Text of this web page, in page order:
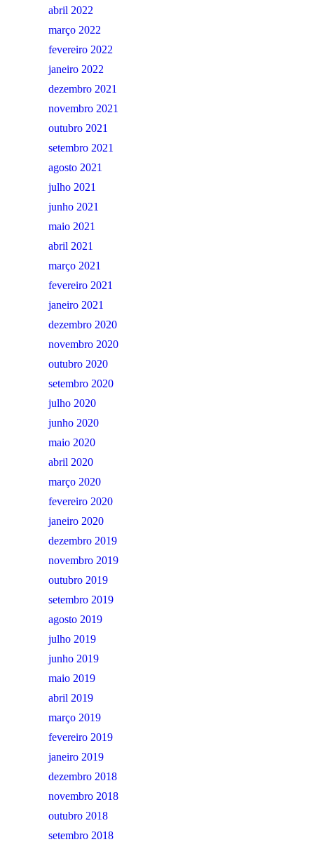
abril 2022
março 2022
fevereiro 2022
janeiro 2022
dezembro 2021
novembro 2021
outubro 2021
setembro 2021
agosto 2021
julho 2021
junho 2021
maio 2021
abril 2021
março 2021
fevereiro 2021
janeiro 2021
dezembro 2020
novembro 2020
outubro 2020
setembro 2020
julho 2020
junho 2020
maio 2020
abril 2020
março 2020
fevereiro 2020
janeiro 2020
dezembro 2019
novembro 2019
outubro 2019
setembro 2019
agosto 2019
julho 2019
junho 2019
maio 2019
abril 2019
março 2019
fevereiro 2019
janeiro 2019
dezembro 2018
novembro 2018
outubro 2018
setembro 2018